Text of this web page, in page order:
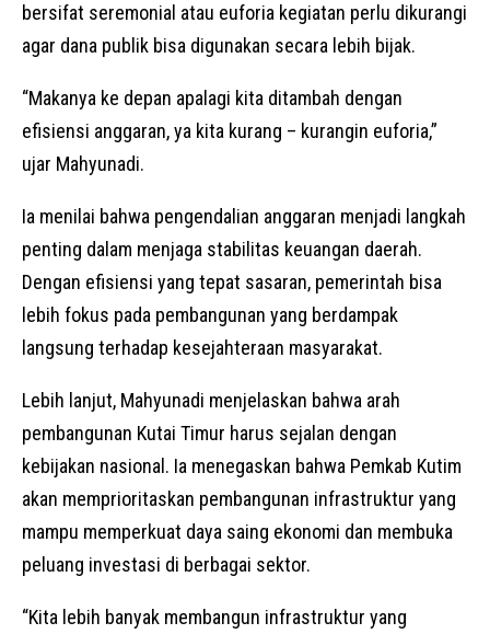
bersifat seremonial atau euforia kegiatan perlu dikurangi
agar dana publik bisa digunakan secara lebih bijak.
“Makanya ke depan apalagi kita ditambah dengan
efisiensi anggaran, ya kita kurang – kurangin euforia,”
ujar Mahyunadi.
Ia menilai bahwa pengendalian anggaran menjadi langkah
penting dalam menjaga stabilitas keuangan daerah.
Dengan efisiensi yang tepat sasaran, pemerintah bisa
lebih fokus pada pembangunan yang berdampak
langsung terhadap kesejahteraan masyarakat.
Lebih lanjut, Mahyunadi menjelaskan bahwa arah
pembangunan Kutai Timur harus sejalan dengan
kebijakan nasional. Ia menegaskan bahwa Pemkab Kutim
akan memprioritaskan pembangunan infrastruktur yang
mampu memperkuat daya saing ekonomi dan membuka
peluang investasi di berbagai sektor.
“Kita lebih banyak membangun infrastruktur yang